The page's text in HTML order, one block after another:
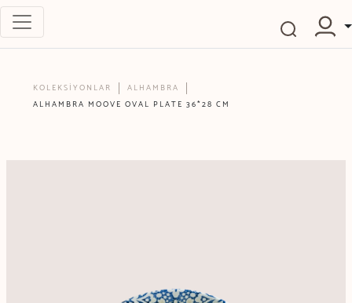
KOLEKSİYONLAR
ALHAMBRA
ALHAMBRA MOOVE OVAL PLATE 36*28 CM